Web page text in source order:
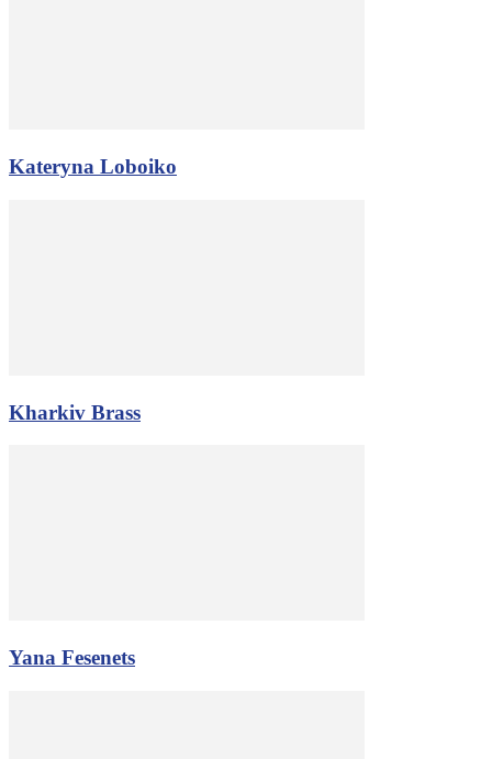
Kateryna Loboiko
Kharkiv Brass
Yana Fesenets